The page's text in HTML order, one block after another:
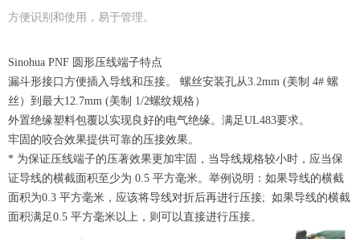
方便识别和使用，易于管理。
Sinohua PNF 圆形压线端子特点
漏斗形接口方便插入导线和压接。 螺丝安装孔从3.2mm (美制 4# 螺
丝）到最大12.7mm (美制 1/2螺纹规格）
外置绝缘塑料包覆以实现良好的电气绝缘。满足UL483要求。
牢固的咬合效果提供可靠的压接效果。
* 为保证压线端子的压著效果更加牢固，当导线规格较小时，应当保
证导线的横截面积至少为 0.5 平方毫米。举例说明：如果导线的横截
面积为0.3 平方毫米，应该将导线对折后再进行压接; 如果导线的横截
面积满足0.5 平方毫米以上，则可以直接进行压接。